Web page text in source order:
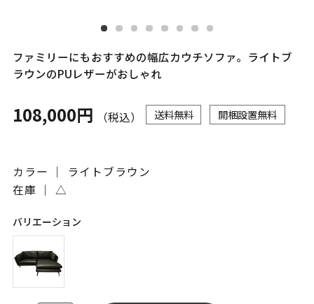
ファミリーにもおすすめの幅広カウチソファ。ライトブ
ラウンのPUレザーがおしゃれ
108,000円 （税込） 送料無料 開梱設置無料
カラー ｜ ライトブラウン
在庫 ｜ △
バリエーション